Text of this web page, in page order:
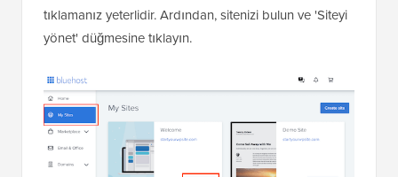
tıklamanız yeterlidir. Ardından, sitenizi bulun ve 'Siteyi
yönet' düğmesine tıklayın.